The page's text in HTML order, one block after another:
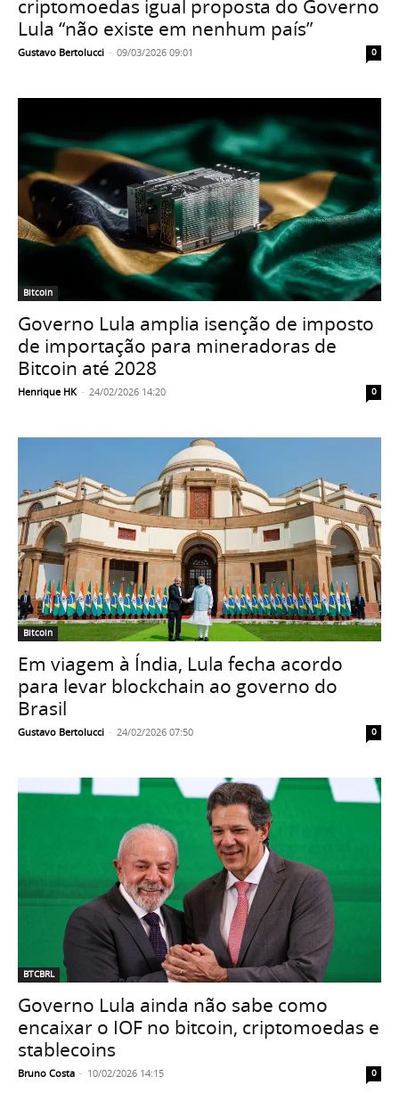
criptomoedas igual proposta do Governo
Lula “não existe em nenhum país”
Gustavo Bertolucci - 09/03/2026 09:01 0
Bitcoin
Governo Lula amplia isenção de imposto
de importação para mineradoras de
Bitcoin até 2028
Henrique HK - 24/02/2026 14:20 0
Bitcoin
Em viagem à Índia, Lula fecha acordo
para levar blockchain ao governo do
Brasil
Gustavo Bertolucci - 24/02/2026 07:50 0
BTCBRL
Governo Lula ainda não sabe como
encaixar o IOF no bitcoin, criptomoedas e
stablecoins
Bruno Costa - 10/02/2026 14:15 0